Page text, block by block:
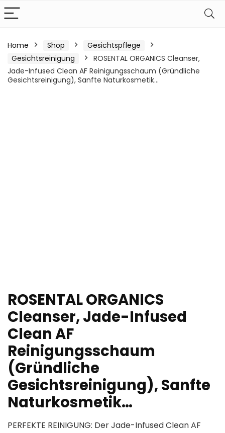
Home Shop
Gesichtspflege
Gesichtsreinigung
ROSENTAL ORGANICS Cleanser,
Jade-Infused Clean AF Reinigungsschaum (Gründliche
Gesichtsreinigung), Sanfte Naturkosmetik…
ROSENTAL ORGANICS
Cleanser, Jade-Infused
Clean AF
Reinigungsschaum
(Gründliche
Gesichtsreinigung), Sanfte
Naturkosmetik…
PERFEKTE REINIGUNG: Der Jade-Infused Clean AF